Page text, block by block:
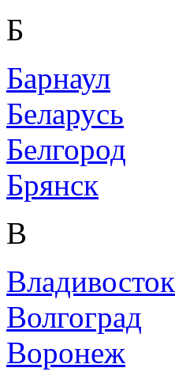
Б
Барнаул
Беларусь
Белгород
Брянск
В
Владивосток
Волгоград
Воронеж